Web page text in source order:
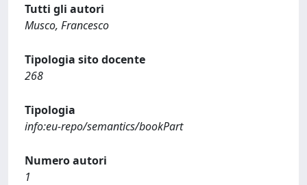
Tutti gli autori
Musco, Francesco
Tipologia sito docente
268
Tipologia
info:eu-repo/semantics/bookPart
Numero autori
1